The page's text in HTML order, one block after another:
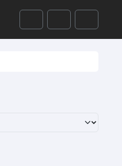
SearchAccountCart